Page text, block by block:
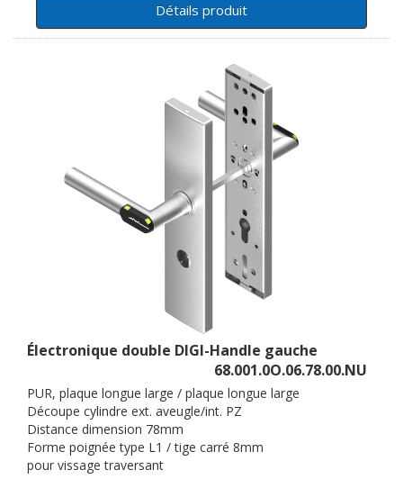
Détails produit
Électronique double DIGI-Handle gauche
68.001.0O.06.78.00.NU
PUR, plaque longue large / plaque longue large
Découpe cylindre ext. aveugle/int. PZ
Distance dimension 78mm
Forme poignée type L1 / tige carré 8mm
pour vissage traversant